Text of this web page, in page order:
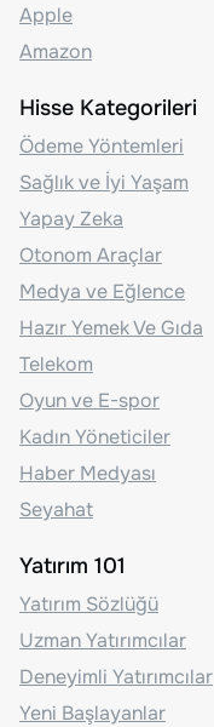
Apple
Amazon
Hisse Kategorileri
Ödeme Yöntemleri
Sağlık ve İyi Yaşam
Yapay Zeka
Otonom Araçlar
Medya ve Eğlence
Hazır Yemek Ve Gıda
Telekom
Oyun ve E-spor
Kadın Yöneticiler
Haber Medyası
Seyahat
Yatırım 101
Yatırım Sözlüğü
Uzman Yatırımcılar
Deneyimli Yatırımcılar
Yeni Başlayanlar